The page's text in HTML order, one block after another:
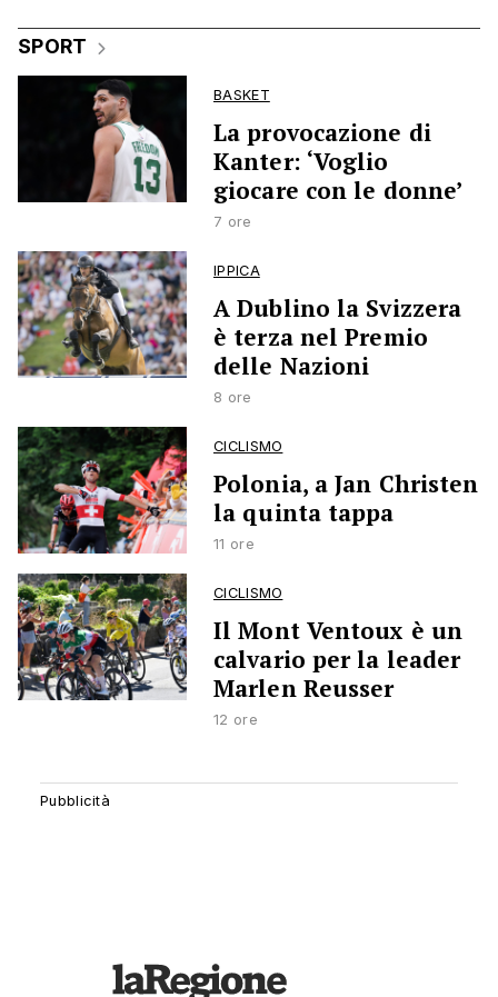
SPORT
BASKET
La provocazione di
Kanter: ‘Voglio
giocare con le donne’
7 ore
IPPICA
A Dublino la Svizzera
è terza nel Premio
delle Nazioni
8 ore
CICLISMO
Polonia, a Jan Christen
la quinta tappa
11 ore
CICLISMO
Il Mont Ventoux è un
calvario per la leader
Marlen Reusser
12 ore